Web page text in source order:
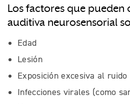
Los factores que pueden
auditiva neurosensorial
Edad
Lesión
Exposición excesiva al ruido
Infecciones virales (como